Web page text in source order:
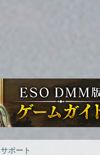
サポート